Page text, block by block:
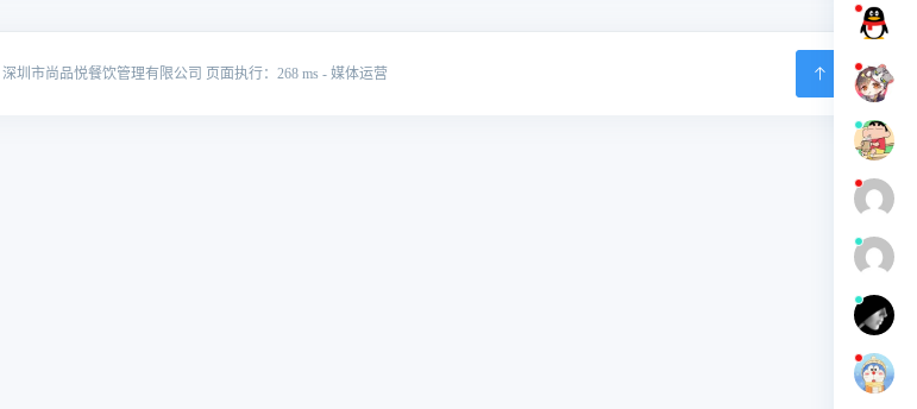
深圳市尚品悦餐饮管理有限公司 页面执行：268 ms - 媒体运营